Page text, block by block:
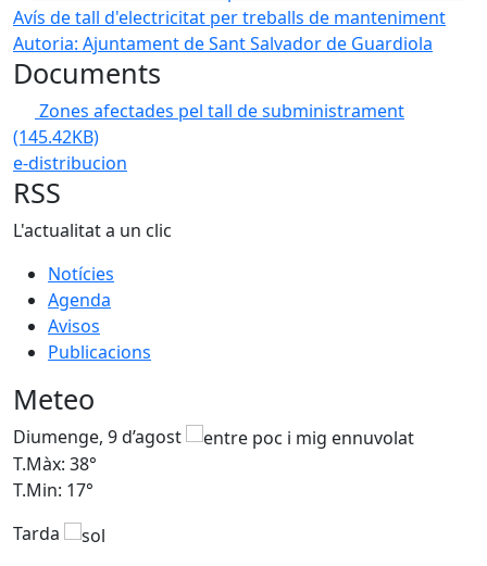
Avís de tall d'electricitat per treballs de manteniment
Autoria: Ajuntament de Sant Salvador de Guardiola
Documents
Zones afectades pel tall de subministrament
(145.42KB)
e-distribucion
RSS
L'actualitat a un clic
Notícies
Agenda
Avisos
Publicacions
Meteo
Diumenge, 9 d’agost
T.Màx: 38°
T.Min: 17°
Tarda